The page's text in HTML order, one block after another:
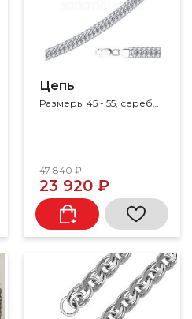
Цепь
Размеры 45 - 55, серебро 925
47 840 ₽
23 920 ₽